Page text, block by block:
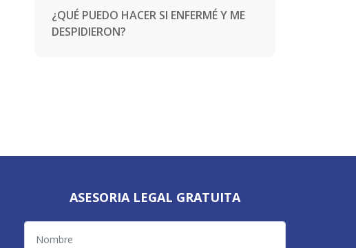
¿QUÉ PUEDO HACER SI ENFERMÉ Y ME
DESPIDIERON?
ASESORIA LEGAL GRATUITA